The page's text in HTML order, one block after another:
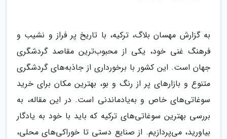
به گزارش مهسان بلاگ، ترکیه، با تاریخ پر فراز و نشیب و
فرهنگ غنی خود، یکی از محبوب‌ترین مقاصد گردشگری
جهان است. این کشور با برخورداری از جاذبه‌های گردشگری
متنوع و بازارهای پر از رنگ و بو، بهترین مکان برای خرید
سوغاتی‌های خاص و به‌یادماندنی است. در این مقاله، به
بررسی بهترین سوغاتی‌های ترکیه که باید با خود به یادگار
بیاورید، می‌پردازیم. از صنایع دستی تا خوراکی‌های محلی،